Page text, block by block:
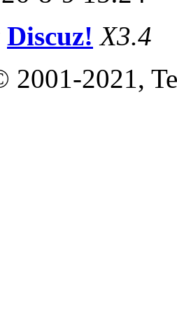
Discuz! X3.4
2021,